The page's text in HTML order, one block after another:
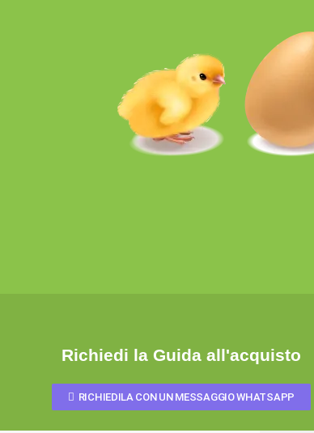
Richiedi la Guida all'acquisto
RICHIEDILA CON UN MESSAGGIO WHATSAPP